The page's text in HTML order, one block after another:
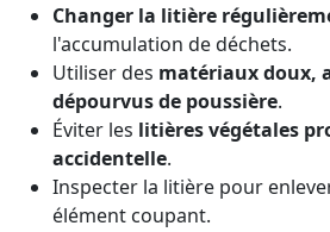
Changer la litière
l'accumulation de déchets.
Utiliser des matériaux doux,
dépourvus de poussière.
Éviter les litières végétales
accidentelle.
Inspecter la litière pour
élément coupant.